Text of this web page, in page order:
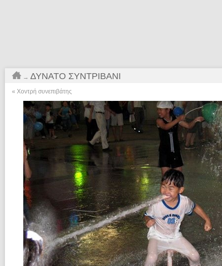
→ ΔΥΝΑΤΌ ΣΥΝΤΡΙΒΆΝΙ
« Xοντρή συνεπιβάτης